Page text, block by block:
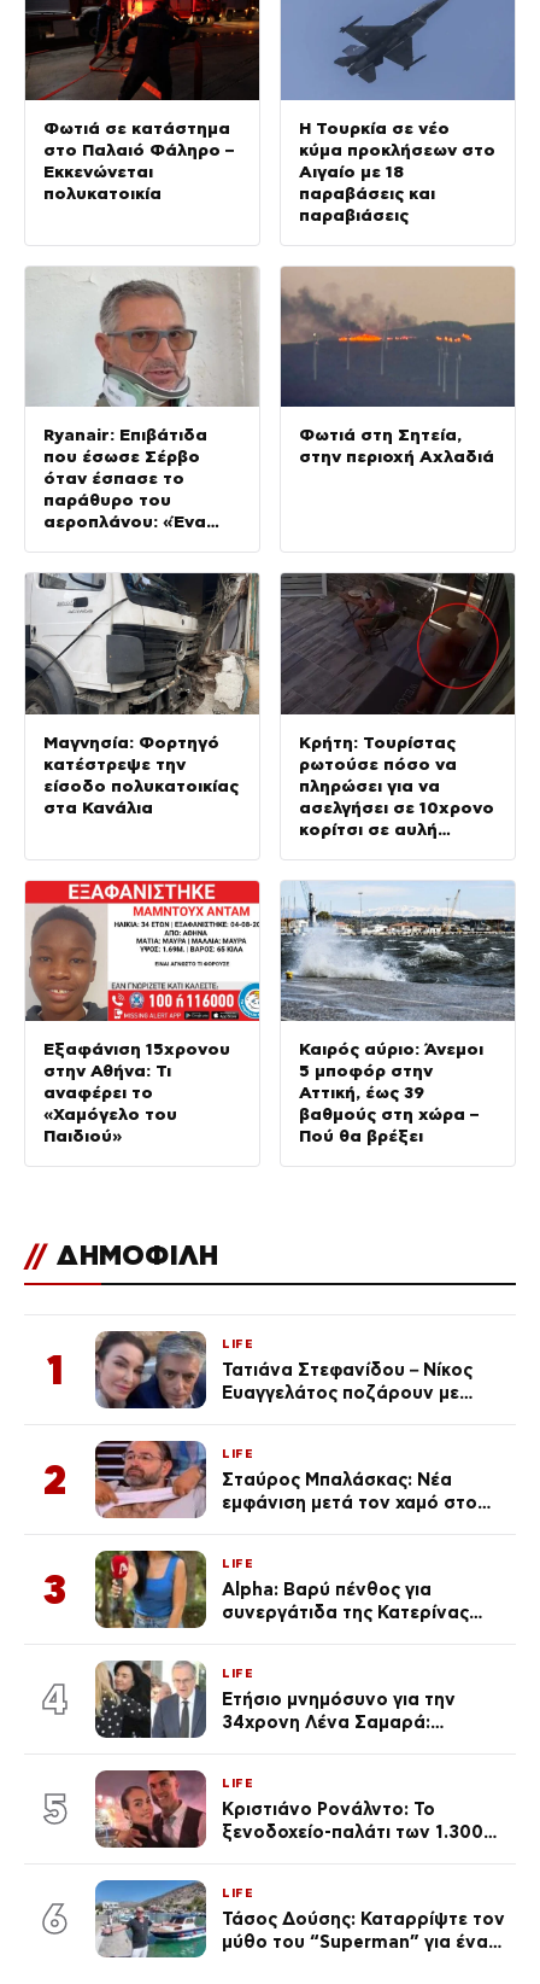
Φωτιά σε κατάστημα
στο Παλαιό Φάληρο –
Εκκενώνεται
πολυκατοικία
Η Τουρκία σε νέο
κύμα προκλήσεων στο
Αιγαίο με 18
παραβάσεις και
παραβιάσεις
Ryanair: Επιβάτιδα
που έσωσε Σέρβο
όταν έσπασε το
παράθυρο του
αεροπλάνου: «Ένα
σαν πλαστελίνη»
Φωτιά στη Σητεία,
στην περιοχή Αχλαδιά
Μαγνησία: Φορτηγό
κατέστρεψε την
είσοδο πολυκατοικίας
στα Κανάλια
Κρήτη: Τουρίστας
ρωτούσε πόσο να
πληρώσει για να
ασελγήσει σε 10χρονο
κορίτσι σε αυλή
Εξαφάνιση 15χρονου
στην Αθήνα: Τι
αναφέρει το
«Χαμόγελο του
Παιδιού»
Καιρός αύριο: Άνεμοι
5 μποφόρ στην
Αττική, έως 39
βαθμούς στη χώρα –
Πού θα βρέξει
// ΔΗΜΟΦΙΛΗ
1
LIFE
Τατιάνα Στεφανίδου – Νίκος
Ευαγγελάτος ποζάρουν με
2
LIFE
Σταύρος Μπαλάσκας: Νέα
εμφάνιση μετά τον χαμό στο
3
LIFE
Alpha: Βαρύ πένθος για
συνεργάτιδα της Κατερίνας
του Θεού»
4
LIFE
Ετήσιο μνημόσυνο για την
34χρονη Λένα Σαμαρά:
5
LIFE
Κριστιάνο Ρονάλντο: Το
ξενοδοχείο-παλάτι των 1.300
(φωτογραφίες)
6
LIFE
Τάσος Δούσης: Καταρρίψτε τον
μύθο του “Superman” για ένα